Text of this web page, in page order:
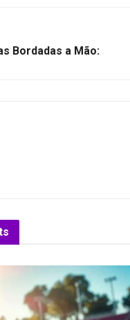
Bordadas a Mão: